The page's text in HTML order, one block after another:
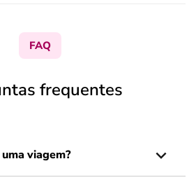
FAQ
frequentes
viagem?